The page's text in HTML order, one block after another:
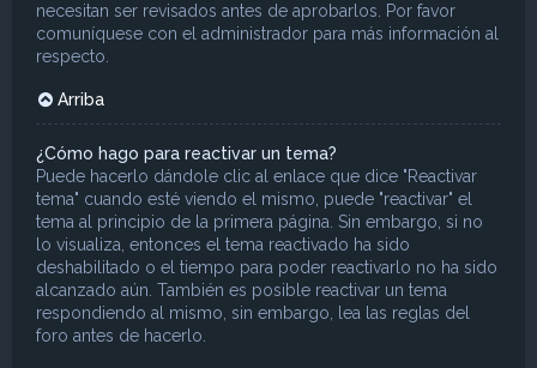
necesitan ser revisados antes de aprobarlos. Por favor
comuníquese con el administrador para más información al
respecto.
Arriba
¿Cómo hago para reactivar un tema?
Puede hacerlo dándole clic al enlace que dice "Reactivar
tema" cuando esté viendo el mismo, puede "reactivar" el
tema al principio de la primera página. Sin embargo, si no
lo visualiza, entonces el tema reactivado ha sido
deshabilitado o el tiempo para poder reactivarlo no ha sido
alcanzado aún. También es posible reactivar un tema
respondiendo al mismo, sin embargo, lea las reglas del
foro antes de hacerlo.